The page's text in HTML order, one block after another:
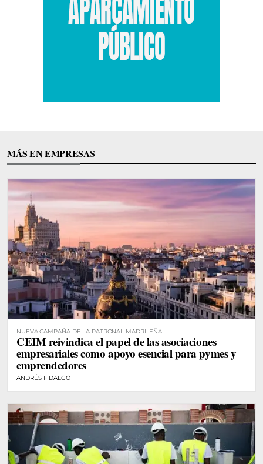
MÁS EN EMPRESAS
NUEVA CAMPAÑA DE LA PATRONAL MADRILEÑA
CEIM reivindica el papel de las asociaciones
empresariales como apoyo esencial para pymes y
emprendedores
ANDRÉS FIDALGO